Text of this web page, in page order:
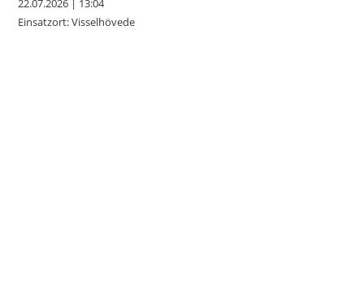
22.07.2026 | 13:04
Einsatzort: Visselhövede